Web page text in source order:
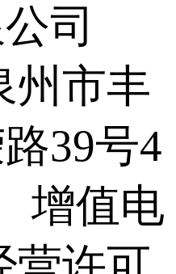
公司
州市丰
39号4
增值电